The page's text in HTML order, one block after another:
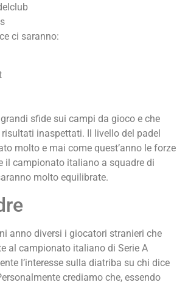
ci saranno:
sfide sui campi da gioco e che
inaspettati. Il livello del padel
molto e mai come quest’anno le forze
il campionato italiano a squadre di
molto equilibrate.
anno diversi i giocatori stranieri che
al campionato italiano di Serie A
l’interesse sulla diatriba su chi dice
crediamo che, essendo